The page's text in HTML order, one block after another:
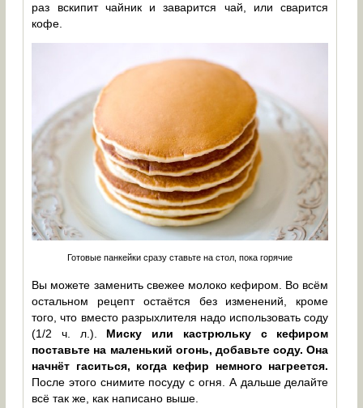
раз вскипит чайник и заварится чай, или сварится
кофе.
Готовые панкейки сразу ставьте на стол, пока горячие
Вы можете заменить свежее молоко кефиром. Во всём
остальном рецепт остаётся без изменений, кроме
того, что вместо разрыхлителя надо использовать соду
(1/2 ч. л.). Миску или кастрюльку с кефиром
поставьте на маленький огонь, добавьте соду. Она
начнёт гаситься, когда кефир немного нагреется.
После этого снимите посуду с огня. А дальше делайте
всё так же, как написано выше.